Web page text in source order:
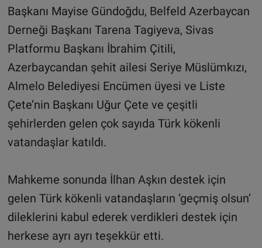
Başkanı Mayise Gündoğdu, Belfeld Azerbaycan
Derneği Başkanı Tarena Tagiyeva, Sivas
Platformu Başkanı İbrahim Çitili,
Azerbaycandan şehit ailesi Seriye Müslümkızı,
Almelo Belediyesi Encümen üyesi ve Liste
Çete’nin Başkanı Uğur Çete ve çeşitli
şehirlerden gelen çok sayıda Türk kökenli
vatandaşlar katıldı.
Mahkeme sonunda İlhan Aşkın destek için
gelen Türk kökenli vatandaşların ‘geçmiş olsun’
dileklerini kabul ederek verdikleri destek için
herkese ayrı ayrı teşekkür etti.